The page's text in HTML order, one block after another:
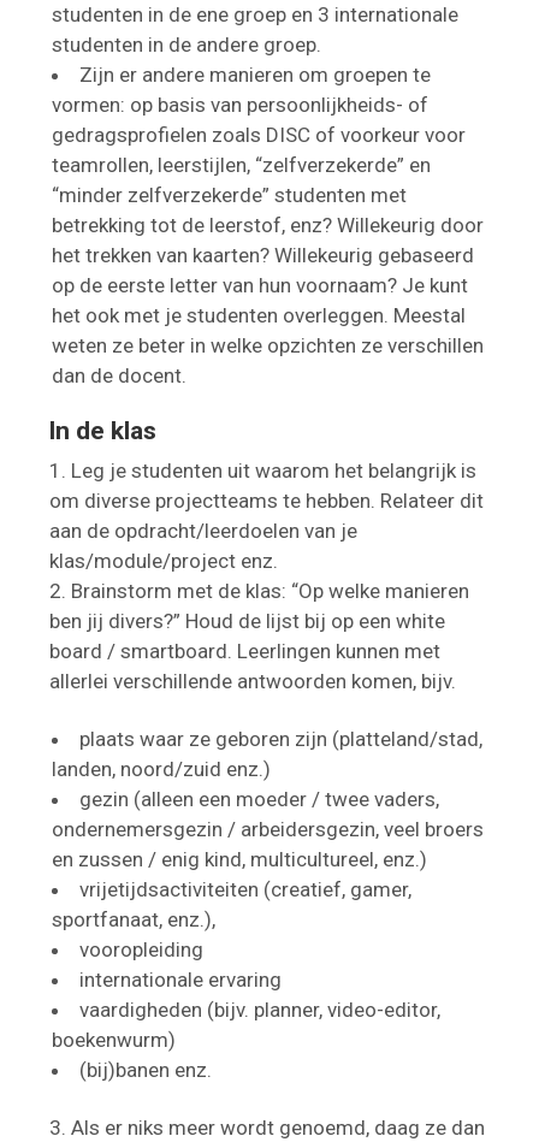
studenten in de ene groep en 3 internationale
studenten in de andere groep.
Zijn er andere manieren om groepen te
vormen: op basis van persoonlijkheids- of
gedragsprofielen zoals DISC of voorkeur voor
teamrollen, leerstijlen, “zelfverzekerde” en
“minder zelfverzekerde” studenten met
betrekking tot de leerstof, enz? Willekeurig door
het trekken van kaarten? Willekeurig gebaseerd
op de eerste letter van hun voornaam? Je kunt
het ook met je studenten overleggen. Meestal
weten ze beter in welke opzichten ze verschillen
dan de docent.
In de klas
Leg je studenten uit waarom het belangrijk is
om diverse projectteams te hebben. Relateer dit
aan de opdracht/leerdoelen van je
klas/module/project enz.
Brainstorm met de klas: “Op welke manieren
ben jij divers?” Houd de lijst bij op een white
board / smartboard. Leerlingen kunnen met
allerlei verschillende antwoorden komen, bijv.
plaats waar ze geboren zijn (platteland/stad,
landen, noord/zuid enz.)
gezin (alleen een moeder / twee vaders,
ondernemersgezin / arbeidersgezin, veel broers
en zussen / enig kind, multicultureel, enz.)
vrijetijdsactiviteiten (creatief, gamer,
sportfanaat, enz.),
vooropleiding
internationale ervaring
vaardigheden (bijv. planner, video-editor,
boekenwurm)
(bij)banen enz.
Als er niks meer wordt genoemd, daag ze dan